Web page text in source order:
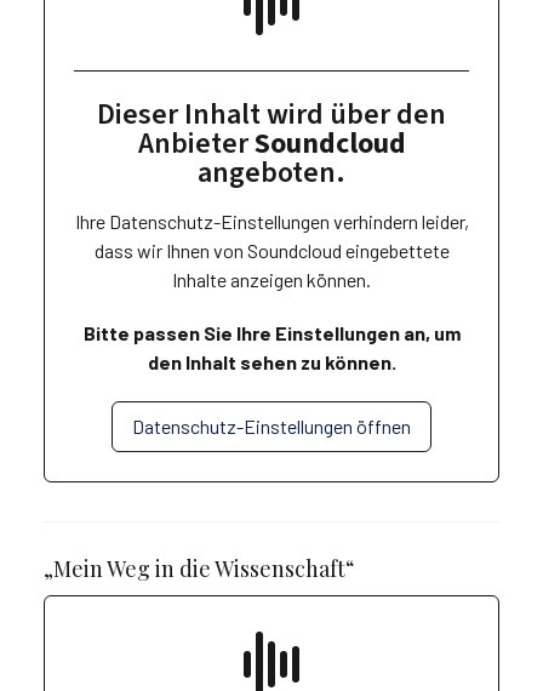
Dieser Inhalt wird über den
AnbieterSoundcloud
angeboten.
Ihre Datenschutz-Einstellungen verhindern leider,
dass wir Ihnen von Soundcloud eingebettete
Inhalte anzeigen können.
Bitte passen Sie Ihre Einstellungen an, um
den Inhalt sehen zu können.
Datenschutz-Einstellungen öffnen
„Mein Weg in die Wissenschaft“